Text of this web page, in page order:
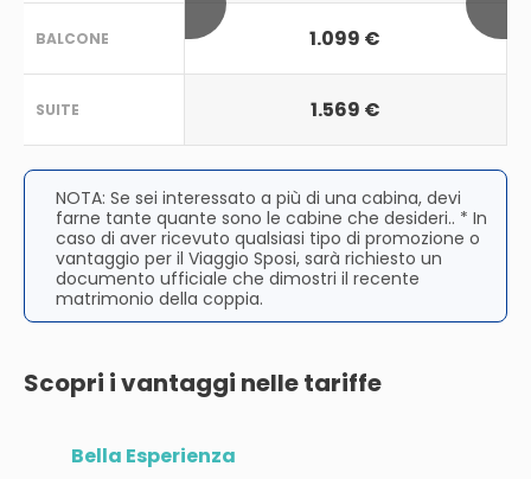
BALCONE
SUITE
1.099 €
1.569 €
NOTA: Se sei interessato a più di una cabina, devi
farne tante quante sono le cabine che desideri.. * In
caso di aver ricevuto qualsiasi tipo di promozione o
vantaggio per il Viaggio Sposi, sarà richiesto un
documento ufficiale che dimostri il recente
matrimonio della coppia.
Scopri i vantaggi nelle tariffe
Bella Esperienza